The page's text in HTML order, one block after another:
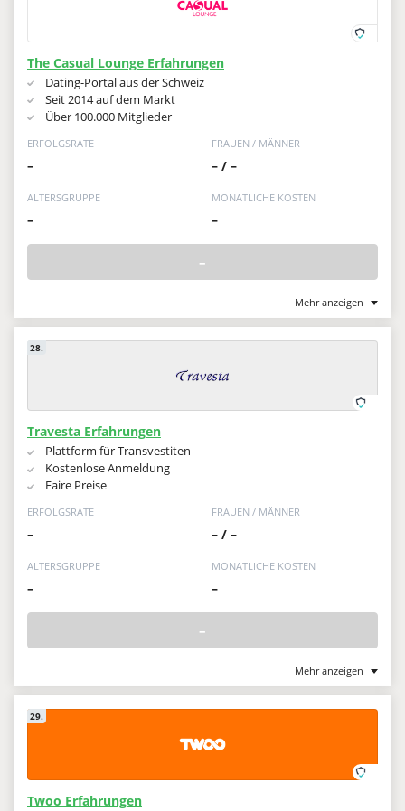
The Casual Lounge Erfahrungen
Dating-Portal aus der Schweiz
Seit 2014 auf dem Markt
Über 100.000 Mitglieder
ERFOLGSRATE
–
FRAUEN / MÄNNER
– / –
ALTERSGRUPPE
–
MONATLICHE KOSTEN
–
–
Mehr anzeigen
28.
Travesta Erfahrungen
Plattform für Transvestiten
Kostenlose Anmeldung
Faire Preise
ERFOLGSRATE
–
FRAUEN / MÄNNER
– / –
ALTERSGRUPPE
–
MONATLICHE KOSTEN
–
–
Mehr anzeigen
29.
Twoo Erfahrungen